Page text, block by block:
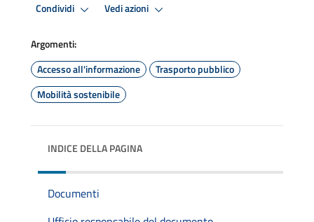
Condividi Vedi azioni
Argomenti:
Accesso all'informazione
Trasporto pubblico
Mobilità sostenibile
INDICE DELLA PAGINA
Documenti